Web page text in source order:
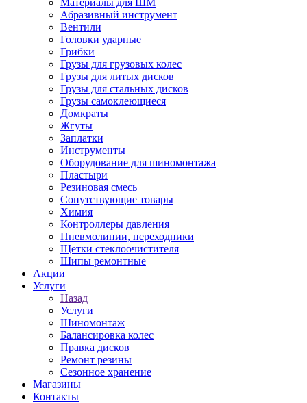
Материалы для ШМ
Абразивный инструмент
Вентили
Головки ударные
Грибки
Грузы для грузовых колес
Грузы для литых дисков
Грузы для стальных дисков
Грузы самоклеющиеся
Домкраты
Жгуты
Заплатки
Инструменты
Оборудование для шиномонтажа
Пластыри
Резиновая смесь
Сопутствующие товары
Химия
Контроллеры давления
Пневмолинии, переходники
Щетки стеклоочистителя
Шипы ремонтные
Акции
Услуги
Назад
Услуги
Шиномонтаж
Балансировка колес
Правка дисков
Ремонт резины
Сезонное хранение
Магазины
Контакты